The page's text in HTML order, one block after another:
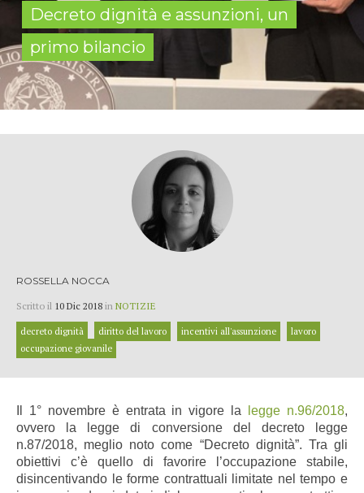
Decreto dignità e assunzioni, un
primo bilancio
ROSSELLA NOCCA
Scritto il 10 Dic 2018 in NOTIZIE
decreto dignità diritto del lavoro incentivi all'assunzione
lavoro
occupazione giovanile
Il 1° novembre è entrata in vigore la legge n.96/2018,
ovvero la legge di conversione del decreto legge
n.87/2018, meglio noto come “Decreto dignità”. Tra gli
obiettivi c’è quello di favorire l’occupazione stabile,
disincentivando le forme contrattuali limitate nel tempo e